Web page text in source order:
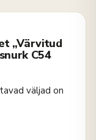
„Värvitud
C54
väljad on